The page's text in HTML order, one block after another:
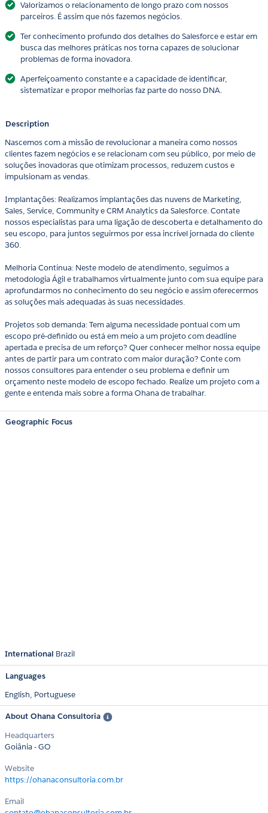
Valorizamos o relacionamento de longo prazo com nossos
parceiros. É assim que nós fazemos negócios.
Ter conhecimento profundo dos detalhes do Salesforce e estar em
busca das melhores práticas nos torna capazes de solucionar
problemas de forma inovadora.
Aperfeiçoamento constante e a capacidade de identificar,
sistematizar e propor melhorias faz parte do nosso DNA.
Description
Nascemos com a missão de revolucionar a maneira como nossos
clientes fazem negócios e se relacionam com seu público, por meio de
soluções inovadoras que otimizam processos, reduzem custos e
impulsionam as vendas.
Implantações: Realizamos implantações das nuvens de Marketing,
Sales, Service, Community e CRM Analytics da Salesforce. Contate
nossos especialistas para uma ligação de descoberta e detalhamento do
seu escopo, para juntos seguirmos por essa incrível jornada do cliente
360.
Melhoria Contínua: Neste modelo de atendimento, seguimos a
metodologia Ágil e trabalhamos virtualmente junto com sua equipe para
aprofundarmos no conhecimento do seu negócio e assim oferecermos
as soluções mais adequadas às suas necessidades.
Projetos sob demanda: Tem alguma necessidade pontual com um
escopo pré-definido ou está em meio a um projeto com deadline
apertada e precisa de um reforço? Quer conhecer melhor nossa equipe
antes de partir para um contrato com maior duração? Conte com
nossos consultores para entender o seu problema e definir um
orçamento neste modelo de escopo fechado. Realize um projeto com a
gente e entenda mais sobre a forma Ohana de trabalhar.
Geographic Focus
International Brazil
Languages
English, Portuguese
About Ohana Consultoria
Headquarters
Goiânia - GO
Website
https://ohanaconsultoria.com.br
Email